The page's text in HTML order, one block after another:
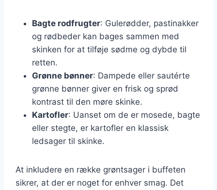
Bagte rodfrugter: Gulerødder, pastinakker
og rødbeder kan bages sammen med
skinken for at tilføje sødme og dybde til
retten.
Grønne bønner: Dampede eller sautérte
grønne bønner giver en frisk og sprød
kontrast til den møre skinke.
Kartofler: Uanset om de er mosede, bagte
eller stegte, er kartofler en klassisk
ledsager til skinke.
At inkludere en række grøntsager i buffeten
sikrer, at der er noget for enhver smag. Det